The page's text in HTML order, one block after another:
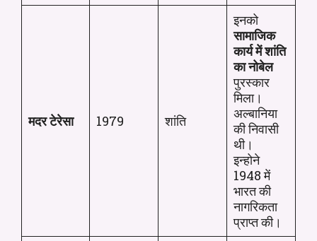
मदर टेरेसा 1979 शांति
इनको
सामाजिक
कार्य में शांति
का नोबेल
पुरस्कार
मिला।
अल्बानिया
की निवासी
थी।
इन्होने
1948 में
भारत की
नागरिकता
प्राप्त की।